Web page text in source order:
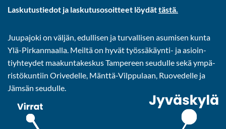
Las­ku­tus­tie­dot ja las­ku­tuso­soit­teet löy­dättästä.
Juu­pa­jo­ki on väl­jän, edul­li­sen ja tur­val­li­sen asu­mi­sen kunta
Ylä-​Pirkanmaalla. Meil­tä on hyvät työssäkäynti-​ ja asioin­
tiyh­tey­det maa­kun­ta­kes­kus Tam­pe­reen seu­dul­le sekä ym­pä­
ris­tö­kun­tiin Ori­ve­del­le, Mänttä-​Vilppulaan, Ruo­ve­del­le ja
Jäm­sän seu­dul­le.